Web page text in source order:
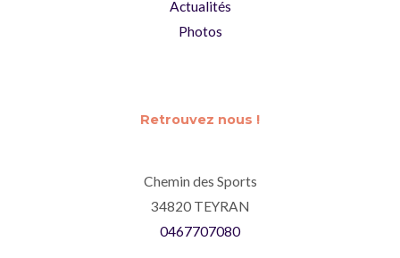
Actualités
Photos
Retrouvez nous !
Chemin des Sports
34820 TEYRAN
0467707080